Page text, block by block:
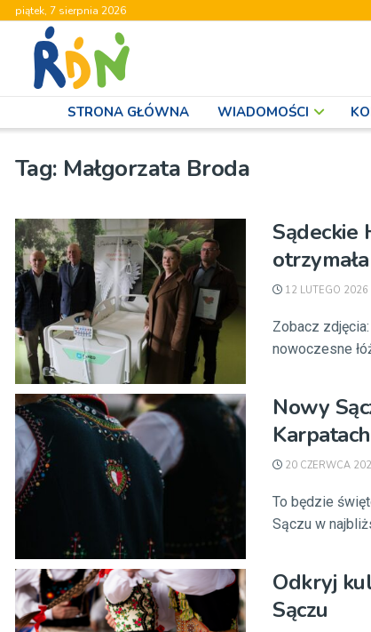
piątek, 7 sierpnia 2026
STRONA GŁÓWNA WIADOMOŚCI
Tag: Małgorzata Broda
Sądeckie
12 LUTEGO 2026
Zobacz
nowoczesne
Nowy
Karpatach
20 CZERWCA
To będzie
Sączu w
Odkryj
Sączu